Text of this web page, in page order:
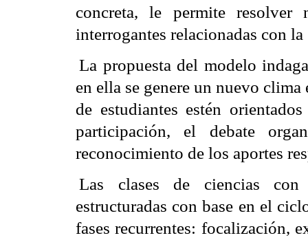
concreta, le permite resolver
interrogantes relacionadas con
La propuesta del modelo
en ella se genere un nuevo
de estudiantes estén
participación, el debate
reconocimiento de los aportes
Las clases de ciencias
estructuradas con base en el
fases recurrentes: focalización,